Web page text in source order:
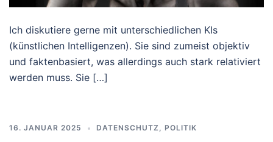
Ich diskutiere gerne mit unterschiedlichen KIs
(künstlichen Intelligenzen). Sie sind zumeist objektiv
und faktenbasiert, was allerdings auch stark relativiert
werden muss. Sie […]
16. JANUAR 2025 DATENSCHUTZ , POLITIK